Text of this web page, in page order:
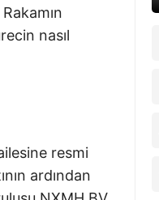
nasıl
resmi
ardından